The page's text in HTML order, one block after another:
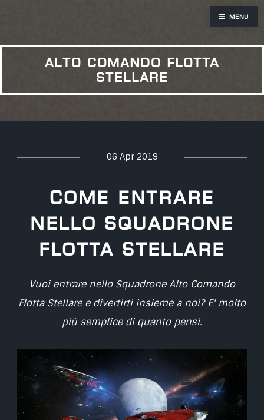
alto comando flotta
stellare
06 Apr 2019
Come entrare
nello Squadrone
Flotta Stellare
Vuoi entrare nello Squadrone Alto Comando
Flotta Stellare e divertirti insieme a noi? E' molto
più semplice di quanto pensi.
Menu